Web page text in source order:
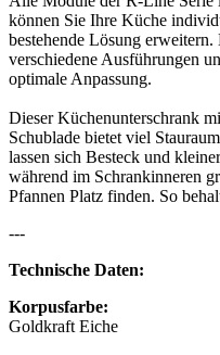
können Sie Ihre Küche
bestehende Lösung
verschiedene Ausführungen
optimale Anpassung.
Dieser Küchenunterschrank
Schublade bietet viel
lassen sich Besteck und
während im Schrankinneren
Pfannen Platz finden. So
---
Technische Daten:
Korpusfarbe:
Goldkraft Eiche